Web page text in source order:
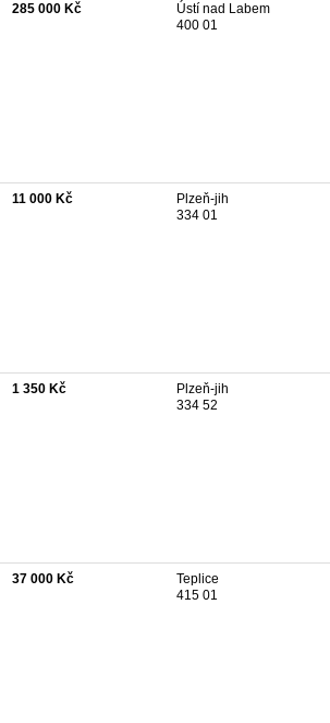
285 000 Kč
Ústí nad Labem
400 01
11 000 Kč
Plzeň-jih
334 01
1 350 Kč
Plzeň-jih
334 52
37 000 Kč
Teplice
415 01